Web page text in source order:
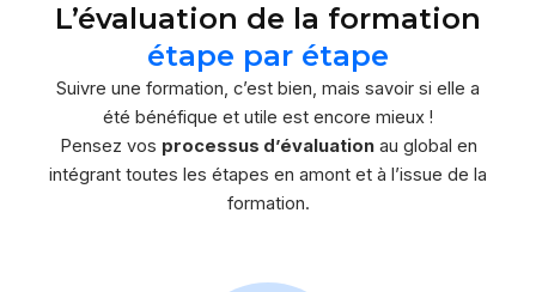
L’évaluation de la formation
étape par étape
Suivre une formation, c’est bien, mais savoir si elle a
été bénéfique et utile est encore mieux !
Pensez vos processus d’évaluationau global en
intégrant toutes les étapes en amont et à l’issue de la
formation.